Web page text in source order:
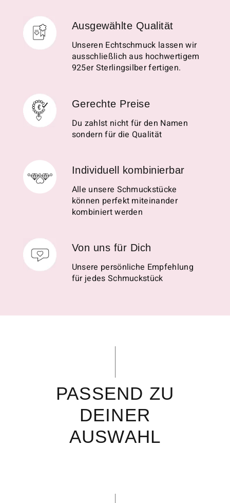
Ausgewählte Qualität
Unseren Echtschmuck lassen wir
ausschließlich aus hochwertigem
925er Sterlingsilber fertigen.
Gerechte Preise
Du zahlst nicht für den Namen
sondern für die Qualität
Individuell kombinierbar
Alle unsere Schmuckstücke
können perfekt miteinander
kombiniert werden
Von uns für Dich
Unsere persönliche Empfehlung
für jedes Schmuckstück
PASSEND ZU
DEINER
AUSWAHL